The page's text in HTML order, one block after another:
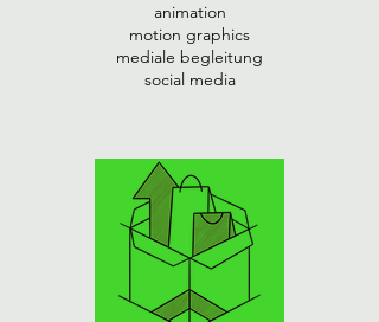
animation
motion graphics
mediale begleitung
social media